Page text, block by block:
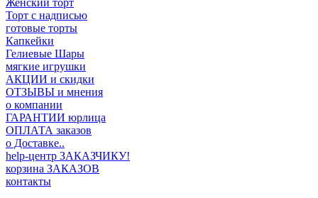
Торт с надписью
готовые торты
Капкейки
Гелиевые Шары
мягкие игрушки
АКЦИИ и скидки
ОТЗЫВЫ и мнения
о компании
ГАРАНТИИ юрлица
ОПЛАТА заказов
о Доставке..
help-центр ЗАКАЗЧИКУ!
корзина ЗАКАЗОВ
контакты